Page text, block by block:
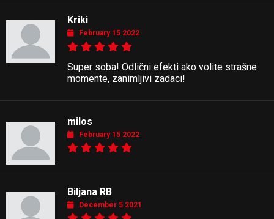
Kriki
February 15 2022
Super soba! Odlični efekti ako volite strašne
momente, zanimljivi zadaci!
milos
February 15 2022
Biljana RB
December 5 2021